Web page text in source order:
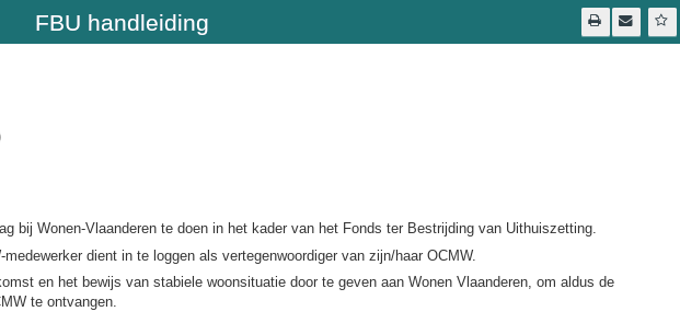
FBU handleiding
bij Wonen-Vlaanderen te doen in het kader van het Fonds ter Bestrijding van Uithuiszetting.
dient in te loggen als vertegenwoordiger van zijn/haar OCMW.
en het bewijs van stabiele woonsituatie door te geven aan Wonen Vlaanderen, om aldus de
te ontvangen.